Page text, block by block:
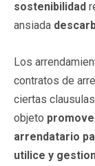
sostenibilidad
ansiada
Los
contratos de
ciertas
objeto
arrendatario
utilice y